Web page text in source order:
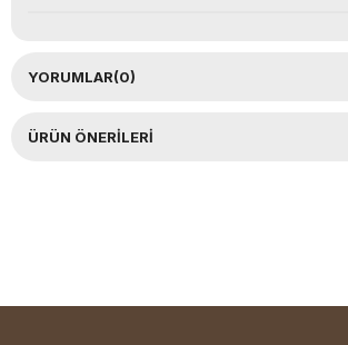
YORUMLAR(0)
ÜRÜN ÖNERILERI